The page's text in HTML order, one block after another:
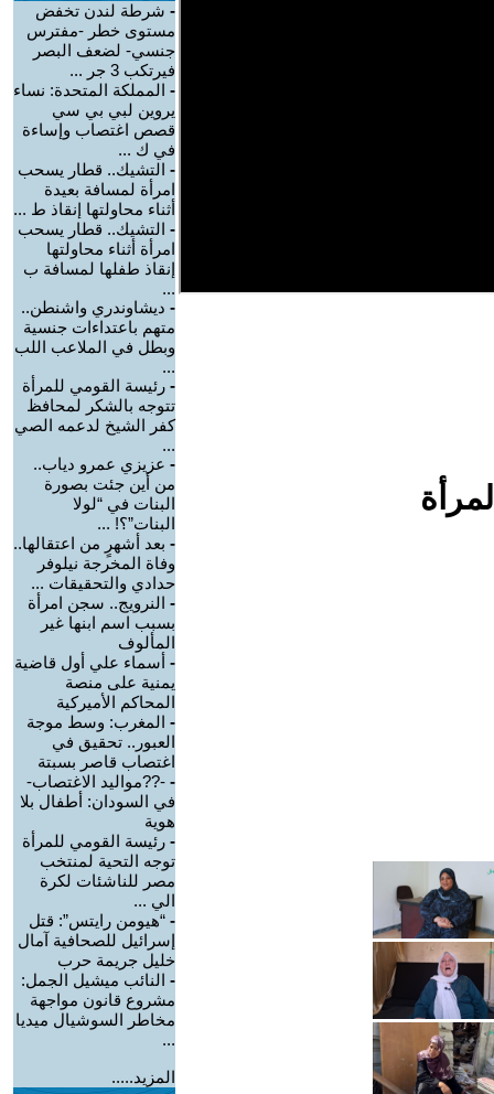
- شرطة لندن تخفض
مستوى خطر -مفترس
جنسي- لضعف البصر
فيرتكب 3 جر ...
- المملكة المتحدة: نساء
يروين لبي بي سي
قصص اغتصاب وإساءة
في ك ...
- التشيك.. قطار يسحب
امرأة لمسافة بعيدة
أثناء محاولتها إنقاذ ط ...
- التشيك.. قطار يسحب
امرأة أثناء محاولتها
إنقاذ طفلها لمسافة ب
...
- ديشاوندري واشنطن..
متهم باعتداءات جنسية
وبطل في الملاعب اللب
...
- رئيسة القومي للمرأة
تتوجه بالشكر لمحافظ
كفر الشيخ لدعمه الصي
...
- عزيزي عمرو دياب..
من أين جئت بصورة
البنات في “لولا
البنات”؟! ...
- بعد أشهرٍ من اعتقالها..
وفاة المخرجة نيلوفر
حدادي والتحقيقات ...
- النرويج.. سجن امرأة
بسبب اسم ابنها غير
المألوف
- أسماء علي أول قاضية
يمنية على منصة
المحاكم الأميركية
- المغرب: وسط موجة
العبور.. تحقيق في
اغتصاب قاصر بسبتة
- -??مواليد الاغتصاب-
في السودان: أطفال بلا
هوية
- رئيسة القومي للمرأة
توجه التحية لمنتخب
مصر للناشئات لكرة
الي ...
- “هيومن رايتس”: قتل
إسرائيل للصحافية آمال
خليل جريمة حرب
- النائب ميشيل الجمل:
مشروع قانون مواجهة
مخاطر السوشيال ميديا
...
المزيد.....